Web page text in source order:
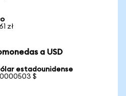
zł
a USD
estadounidense
$